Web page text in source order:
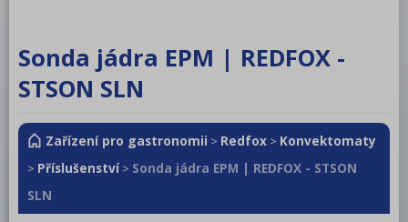
RM LOTUS 600
RM LOTUS 900
Roboty, příprava masa a zeleniny
Pizza program
Sonda jádra EPM | REDFOX -
STSON SLN
Zařízení pro gastronomii > Redfox > Konvektomaty
> Příslušenství> Sonda jádra EPM | REDFOX - STSON
SLN